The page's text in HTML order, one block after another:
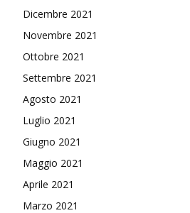
Dicembre 2021
Novembre 2021
Ottobre 2021
Settembre 2021
Agosto 2021
Luglio 2021
Giugno 2021
Maggio 2021
Aprile 2021
Marzo 2021